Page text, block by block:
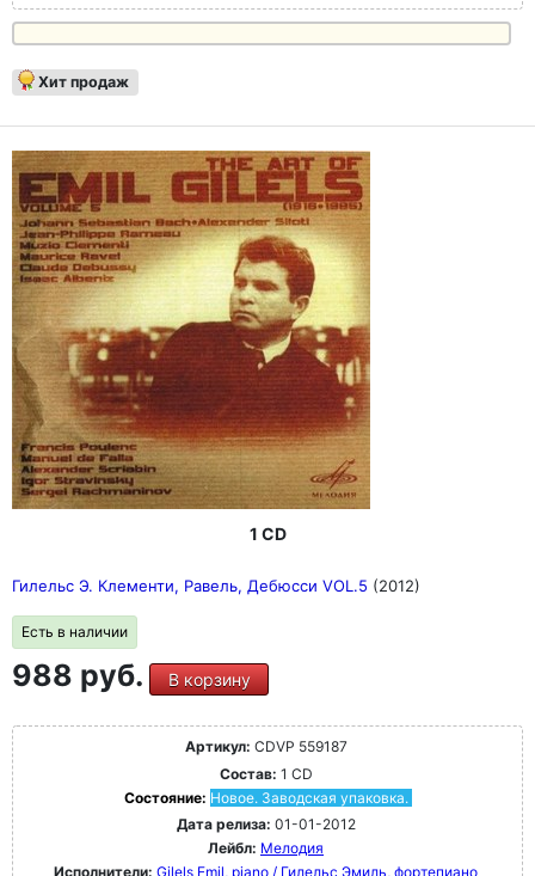
Хит продаж
1 CD
Гилельс Э. Клементи, Равель, Дебюсси VOL.5 (2012)
Есть в наличии
988 руб. В корзину
Артикул: CDVP 559187
Состав: 1 CD
Состояние: Новое. Заводская упаковка.
Дата релиза: 01-01-2012
Лейбл: Мелодия
Исполнители: Gilels Emil, piano / Гилельс Эмиль, фортепиано